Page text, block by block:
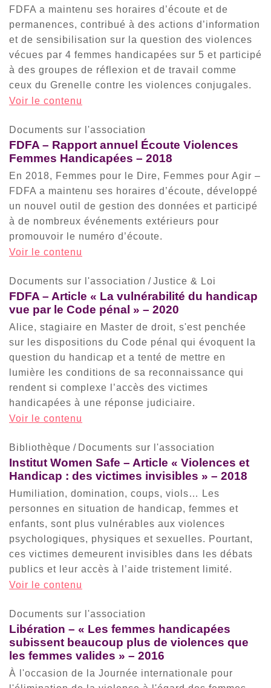
FDFA a maintenu ses horaires d’écoute et de
permanences, contribué à des actions d’information
et de sensibilisation sur la question des violences
vécues par 4 femmes handicapées sur 5 et participé
à des groupes de réflexion et de travail comme
ceux du Grenelle contre les violences conjugales.
Voir le contenu
Documents sur l'association
FDFA – Rapport annuel Écoute Violences
Femmes Handicapées – 2018
En 2018, Femmes pour le Dire, Femmes pour Agir –
FDFA a maintenu ses horaires d’écoute, développé
un nouvel outil de gestion des données et participé
à de nombreux événements extérieurs pour
promouvoir le numéro d’écoute.
Voir le contenu
Documents sur l'association /Justice & Loi
FDFA – Article « La vulnérabilité du handicap
vue par le Code pénal » – 2020
Alice, stagiaire en Master de droit, s'est penchée
sur les dispositions du Code pénal qui évoquent la
question du handicap et a tenté de mettre en
lumière les conditions de sa reconnaissance qui
rendent si complexe l’accès des victimes
handicapées à une réponse judiciaire.
Voir le contenu
Bibliothèque / Documents sur l'association
Institut Women Safe – Article « Violences et
Handicap : des victimes invisibles » – 2018
Humiliation, domination, coups, viols… Les
personnes en situation de handicap, femmes et
enfants, sont plus vulnérables aux violences
psychologiques, physiques et sexuelles. Pourtant,
ces victimes demeurent invisibles dans les débats
publics et leur accès à l’aide tristement limité.
Voir le contenu
Documents sur l'association
Libération – « Les femmes handicapées
subissent beaucoup plus de violences que
les femmes valides » – 2016
À l'occasion de la Journée internationale pour